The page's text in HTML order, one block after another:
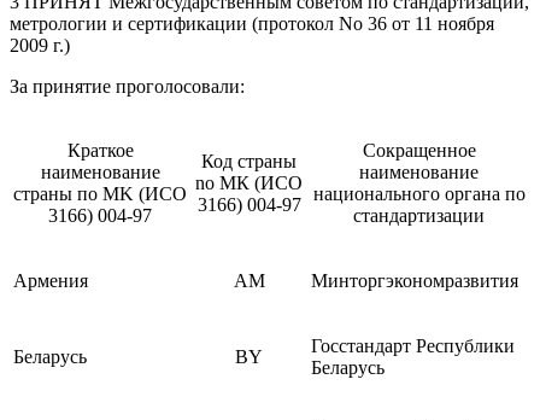
метрологии и сертификации (протокол No 36 от 11 ноября
2009 г.)
За принятие проголосовали:
Краткое
наименование
страны по MK (ИСО
3166) 004-97
Код страны
no МК (ИСО
3166) 004-97
Сокращенное
наименование
национального органа по
стандартизации
Армения AM Минторгэкономразвития
Беларусь BY
Госстандарт Республики
Беларусь